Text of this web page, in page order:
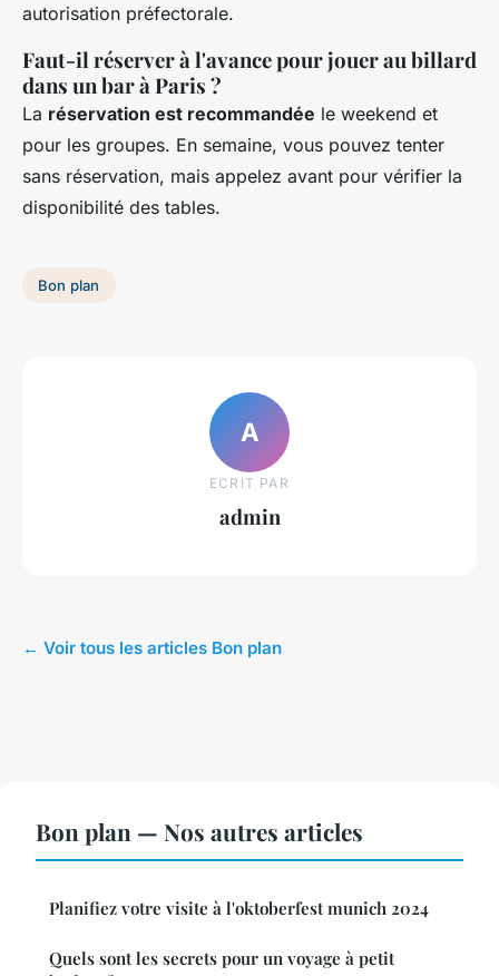
autorisation préfectorale.
Faut-il réserver à l'avance pour jouer au billard
dans un bar à Paris ?
La réservation est recommandée le weekend et
pour les groupes. En semaine, vous pouvez tenter
sans réservation, mais appelez avant pour vérifier la
disponibilité des tables.
Bon plan
A
ECRIT PAR
admin
← Voir tous les articles Bon plan
Bon plan — Nos autres articles
Planifiez votre visite à l'oktoberfest munich 2024
Quels sont les secrets pour un voyage à petit